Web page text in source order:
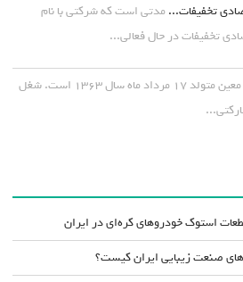
تخفیفات... مدتی است که شرکتی با نام
تخفیفات در حال فعالی...
مجید معین متولد ۱۷ مرداد ماه سال ۱۳۶۳ است. شغل
استوک خودروهای کره‌ای در ایران
صنعت زیبایی ایران کیست؟